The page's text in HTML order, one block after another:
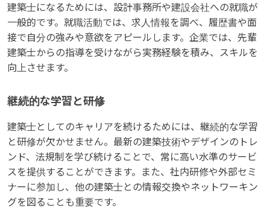
建築士になるためには、設計事務所や建設会社への就職が
一般的です。就職活動では、求人情報を調べ、履歴書や面
接で自分の強みや意欲をアピールします。企業では、先輩
建築士からの指導を受けながら実務経験を積み、スキルを
向上させます。
継続的な学習と研修
建築士としてのキャリアを続けるためには、継続的な学習
と研修が欠かせません。最新の建築技術やデザインのトレ
ンド、法規制を学び続けることで、常に高い水準のサービ
スを提供することができます。また、社内研修や外部セミ
ナーに参加し、他の建築士との情報交換やネットワーキン
グを図ることも重要です。